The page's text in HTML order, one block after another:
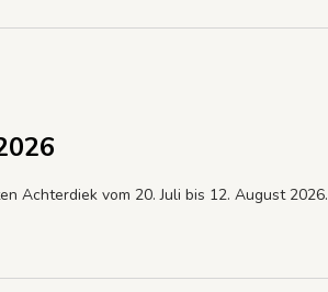
Achterdiek vom 20. Juli bis 12. August 2026.